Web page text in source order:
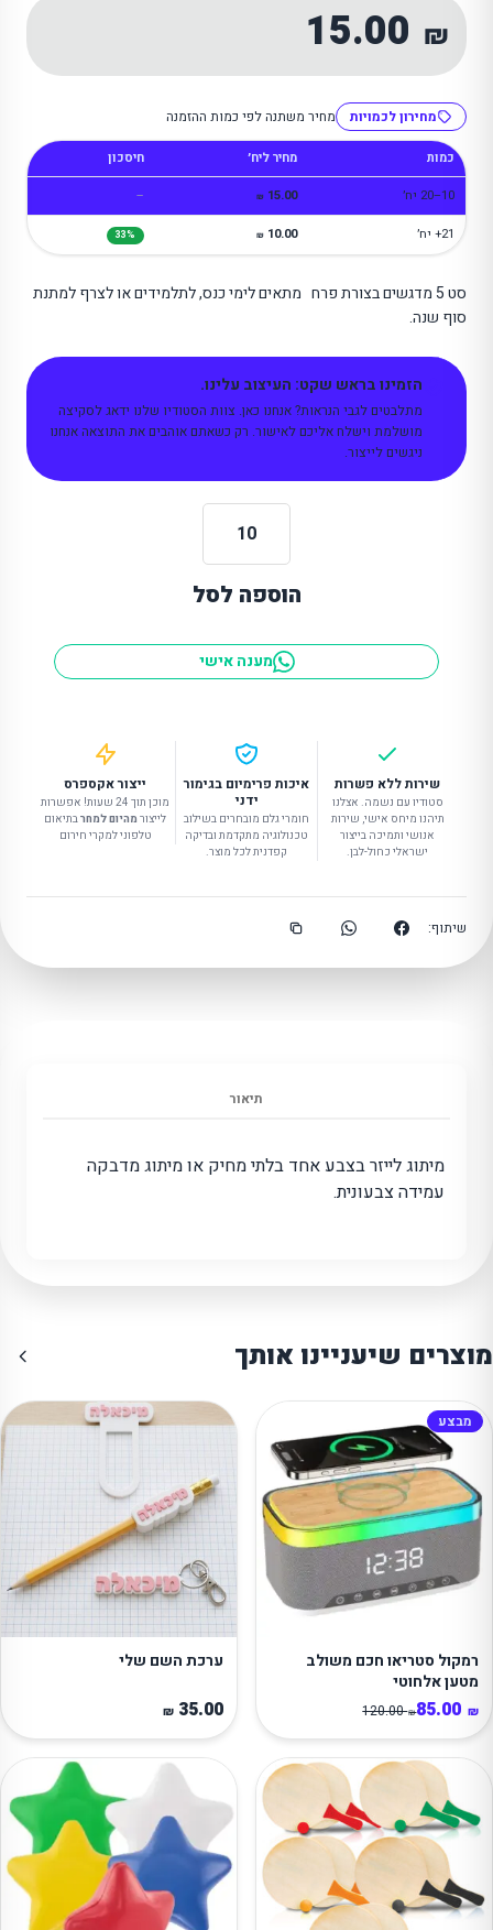
15.00₪
מחירון לכמויות מחיר משתנה לפי כמות ההזמנה
כמות מחיר ליח׳
חיסכון
15.00
₪
21+ יח׳ 10.00
₪
33%
סט 5 מדגשים בצורת פרח מתאים לימי כנס, לתלמידים או לצרף למתנת
סוף שנה.
הזמינו בראש שקט: העיצוב עלינו.
מתלבטים לגבי הנראות? אנחנו כאן. צוות הסטודיו שלנו ידאג לסקיצה
מושלמת וישלח אליכם לאישור. רק כשאתם אוהבים את התוצאה אנחנו
ניגשים לייצור.
כמות
של
סט
בצורת
פרח
הוספה לסל
מענה אישי
שירות ללא פשרות
סטודיו עם נשמה. אצלנו
תיהנו מיחס אישי, שירות
אנושי ותמיכה בייצור
ישראלי כחול-לבן.
איכות פרימיום בגימור
ידני
חומרי גלם מובחרים בשילוב
טכנולוגיה מתקדמת ובדיקה
קפדנית לכל מוצר.
ייצור אקספרס
מוכן תוך 24 שעות! אפשרות
לייצורמהיום למחרבתיאום
טלפוני למקרי חירום
שיתוף:
תיאור
מיתוג לייזר בצבע אחד בלתי מחיק או מיתוג מדבקה
עמידה צבעונית.
שיעניינו אותך
מבצע
סטריאו חכם משולב
אלחוטי
85.00
120.00₪
ערכת השם שלי
35.00
₪